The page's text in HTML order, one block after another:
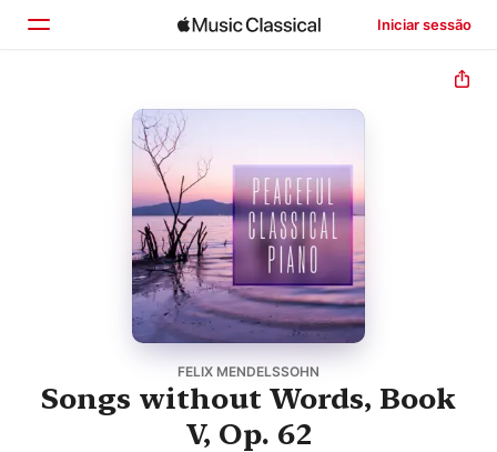
Iniciar sessão
FELIX MENDELSSOHN
Songs without Words, Book
V, Op. 62